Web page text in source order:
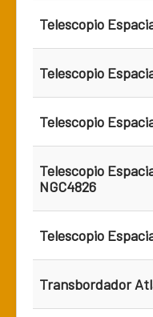
Telescopio
Telescopio
Telescopio
Telescopio
NGC4826
Telescopio
Transbordador